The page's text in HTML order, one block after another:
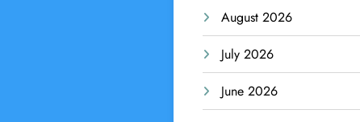
August 2026
July 2026
June 2026